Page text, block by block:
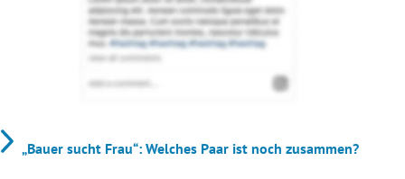
„Bauer sucht Frau“: Welches Paar ist noch zusammen?